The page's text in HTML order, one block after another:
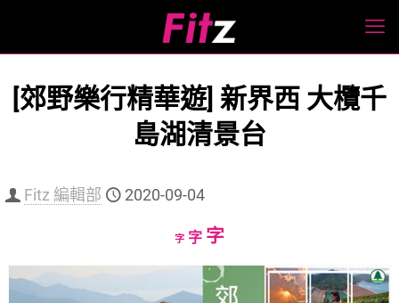
[郊野樂行精華遊] 新界西 大欖千
島湖清景台
Fitz 編輯部 2020-09-04
字Decrease
size.
字Reset
size.
字Increase
size.